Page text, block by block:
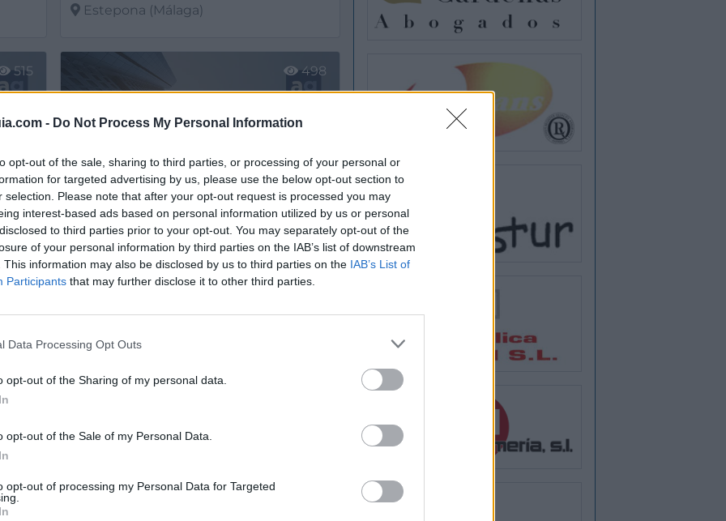
- Do Not Process My Personal Information
opt-out of the sale, sharing to third parties, or processing of your personal or
for targeted advertising by us, please use the below opt-out section to
selection. Please note that after your opt-out request is processed you may
interest-based ads based on personal information utilized by us or personal
to third parties prior to your opt-out. You may separately opt-out of the
of your personal information by third parties on the IAB’s list of downstream
This information may also be disclosed by us to third parties on the IAB’s List of
Participants that may further disclose it to other third parties.
Data Processing Opt Outs
opt-out of the Sharing of my personal data.
opt-out of the Sale of my Personal Data.
opt-out of processing my Personal Data for Targeted
Estepona (Málaga)
Servicios De Limpieza Y Mantenimiento De Hoteles Sl
515
Servicios De Transportes Y Limpieza De Jardines Prieto Sl
Estepona (Málaga)
Ver más
498
484